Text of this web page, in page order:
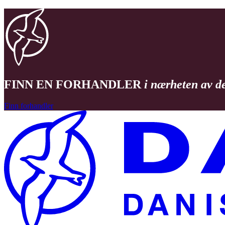
FINN EN FORHANDLER i nærheten av
Finn forhandler